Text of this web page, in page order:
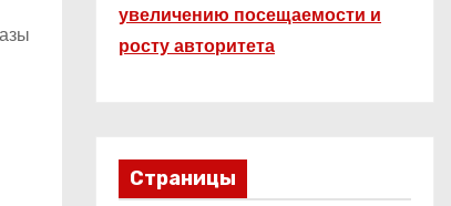
увеличению посещаемости и
росту авторитета
Страницы